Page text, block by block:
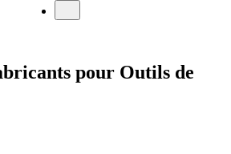
pour Outils de